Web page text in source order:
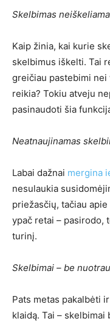
Skelbimas
Kaip žinia, kai kurie
skelbimus iškelti. Tai
greičiau pastebimi
reikia? Tokiu atveju
pasinaudoti šia
Neatnaujinamas
Labai dažnai mergina
nesulaukia
priežasčių, tačiau
ypač retai – pasirodo,
turinį.
Skelbimai – be
Pats metas pakalbėti
klaidą. Tai –